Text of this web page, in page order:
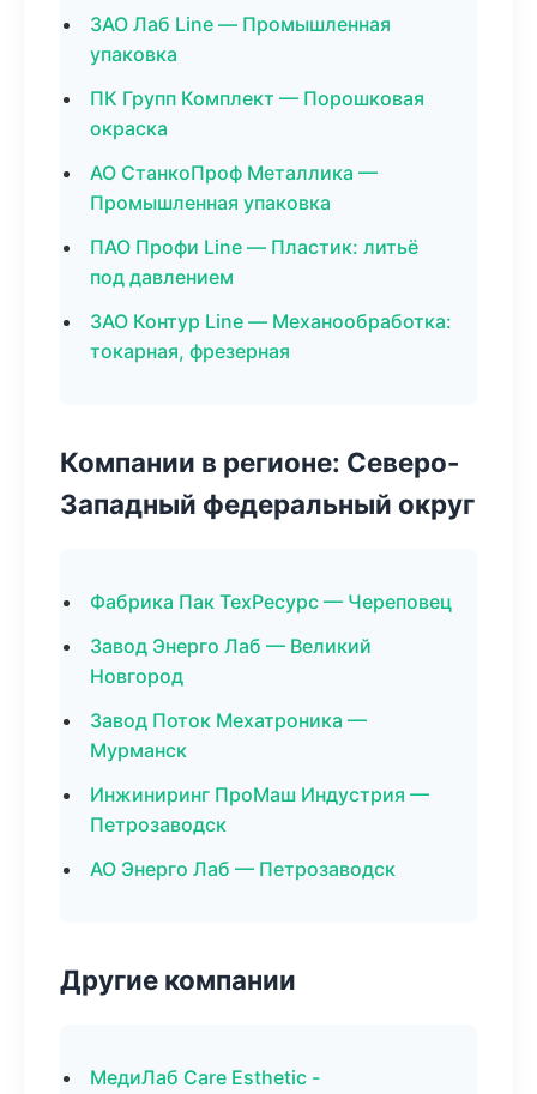
ЗАО Лаб Line — Промышленная
упаковка
ПК Групп Комплект — Порошковая
окраска
АО СтанкоПроф Металлика —
Промышленная упаковка
ПАО Профи Line — Пластик: литьё
под давлением
ЗАО Контур Line — Механообработка:
токарная, фрезерная
Компании в регионе: Северо-
Западный федеральный округ
Фабрика Пак ТехРесурс — Череповец
Завод Энерго Лаб — Великий
Новгород
Завод Поток Мехатроника —
Мурманск
Инжиниринг ПроМаш Индустрия —
Петрозаводск
АО Энерго Лаб — Петрозаводск
Другие компании
МедиЛаб Care Esthetic -